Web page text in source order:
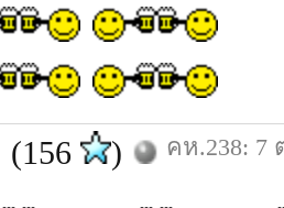
(156 ) คห.238: 7